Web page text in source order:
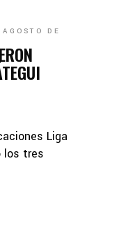
DE
Liga
los tres